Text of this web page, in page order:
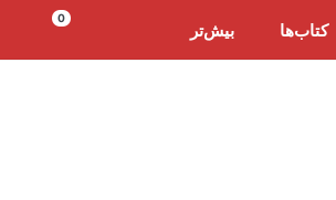
کتاب‌ها بیش‌تر
0